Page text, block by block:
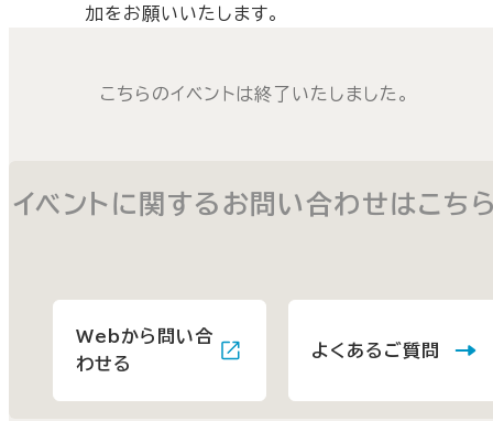
加をお願いいたします。
こちらのイベントは終了いたしました。
イベントに関するお問い合わせはこち
Webから問い合
わせる
よくあるご質問